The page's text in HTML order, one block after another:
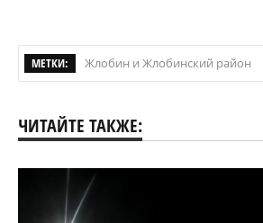
МЕТКИ: Жлобин и Жлобинский район
ЧИТАЙТЕ ТАКЖЕ: